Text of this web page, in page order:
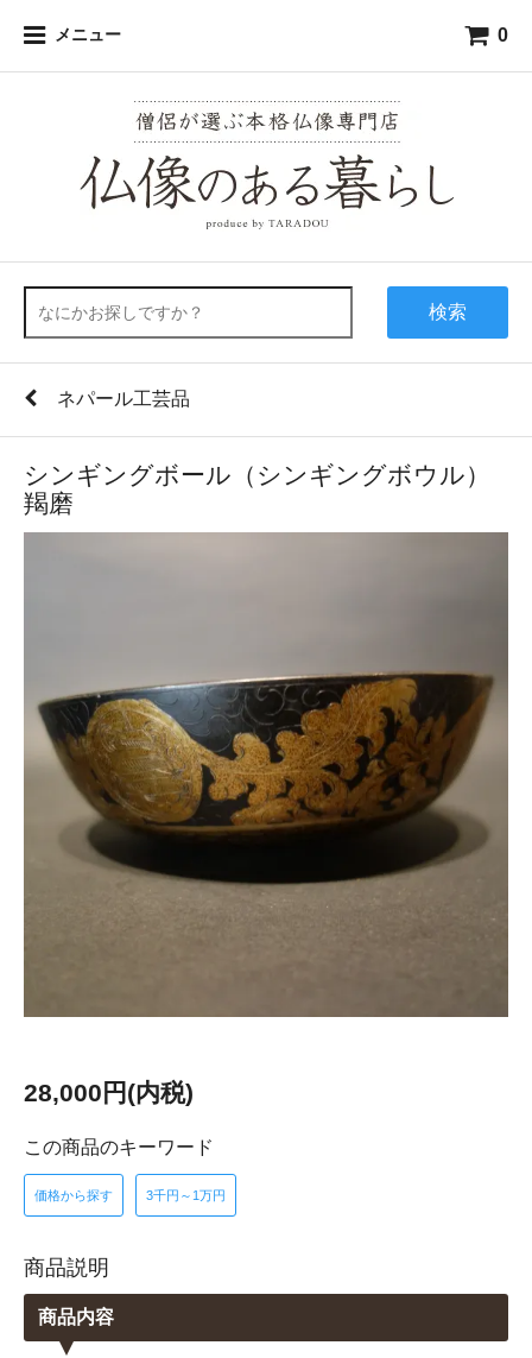
メニュー 0
検索
ネパール工芸品
シンギングボール（シンギングボウル）
羯磨
28,000円(内税)
この商品のキーワード
価格から探す 3千円～1万円
商品説明
商品内容